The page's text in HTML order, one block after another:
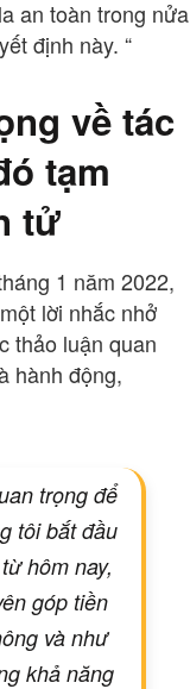
an toàn trong nửa
định này. “
về tác
tạm
tử
1 năm 2022,
lời nhắc nhở
thảo luận quan
hành động,
trọng để
tôi bắt đầu
hôm nay,
góp tiền
và như
khả năng